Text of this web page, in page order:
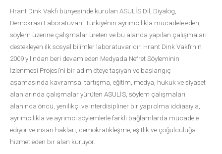
Hrant Dink Vakfı bünyesinde kurulan ASULİS Dil, Diyalog,
Demokrasi Laboratuvarı, Türkiye’nin ayrımcılıkla mücadele eden,
söylem üzerine çalışmalar üreten ve bu alanda yapılan çalışmaları
destekleyen ilk sosyal bilimler laboratuvarıdır. Hrant Dink Vakfı’nın
2009 yılından beri devam eden Medyada Nefret Söyleminin
İzlenmesi Projesi’ni bir adım öteye taşıyan ve başlangıç
aşamasında kavramsal tartışma, eğitim, medya, hukuk ve siyaset
alanlarında çalışmalar yürüten ASULİS, söylem çalışmaları
alanında öncü, yenilikçi ve interdisipliner bir yapı olma iddiasıyla,
ayrımcılıkla ve ayrımcı söylemlerle farklı bağlamlarda mücadele
ediyor ve insan hakları, demokratikleşme, eşitlik ve çoğulculuğa
hizmet eden bir alan kuruyor.